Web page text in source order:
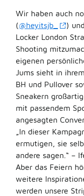
Wir haben auch
(@heyitsjb_ )
Locker London
Shooting
eigenen
Jums sieht in
BH und Pullover
Sneakern
mit passendem
angesagten
„In dieser
ermutigen, sie
andere sagen.“ –
Aber das Feiern
weitere
werden unsere